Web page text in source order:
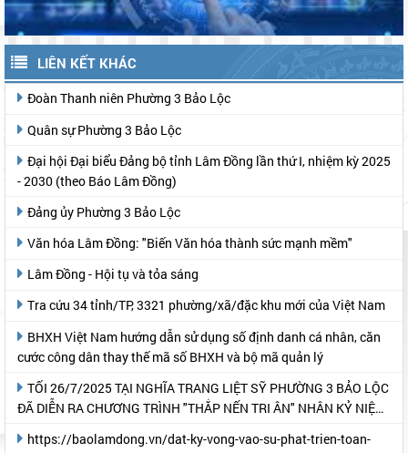
LIÊN KẾT KHÁC
Đoàn Thanh niên Phường 3 Bảo Lộc
Quân sự Phường 3 Bảo Lộc
- 2030 (theo Báo Lâm Đồng)
Đảng ủy Phường 3 Bảo Lộc
Văn hóa Lâm Đồng: "Biến Văn hóa thành sức mạnh mềm"
Lâm Đồng - Hội tụ và tỏa sáng
Tra cứu 34 tỉnh/TP, 3321 phường/xã/đặc khu mới của Việt Nam
cước công dân thay thế mã số BHXH và bộ mã quản lý
ĐÃ DIỄN RA CHƯƠNG TRÌNH "THẮP NẾN TRI ÂN" NHÂN KỶ NIỆM